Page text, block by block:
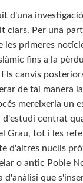
d'una
clars. Per una
les primeres
fins a la
canvis
de tal manera
mereixeria un
centrat
Grau, tot i les
d'altres nuclis
o antic Poble
d'anàlisi que